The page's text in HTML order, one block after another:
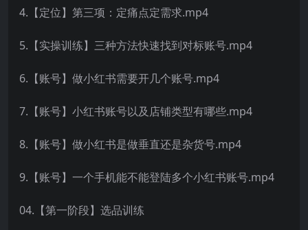
4.【定位】第三项：定痛点定需求.mp4
5.【实操训练】三种方法快速找到对标账号.mp4
6.【账号】做小红书需要开几个账号.mp4
7.【账号】小红书账号以及店铺类型有哪些.mp4
8.【账号】做小红书是做垂直还是杂货号.mp4
9.【账号】一个手机能不能登陆多个小红书账号.mp4
04.【第一阶段】选品训练